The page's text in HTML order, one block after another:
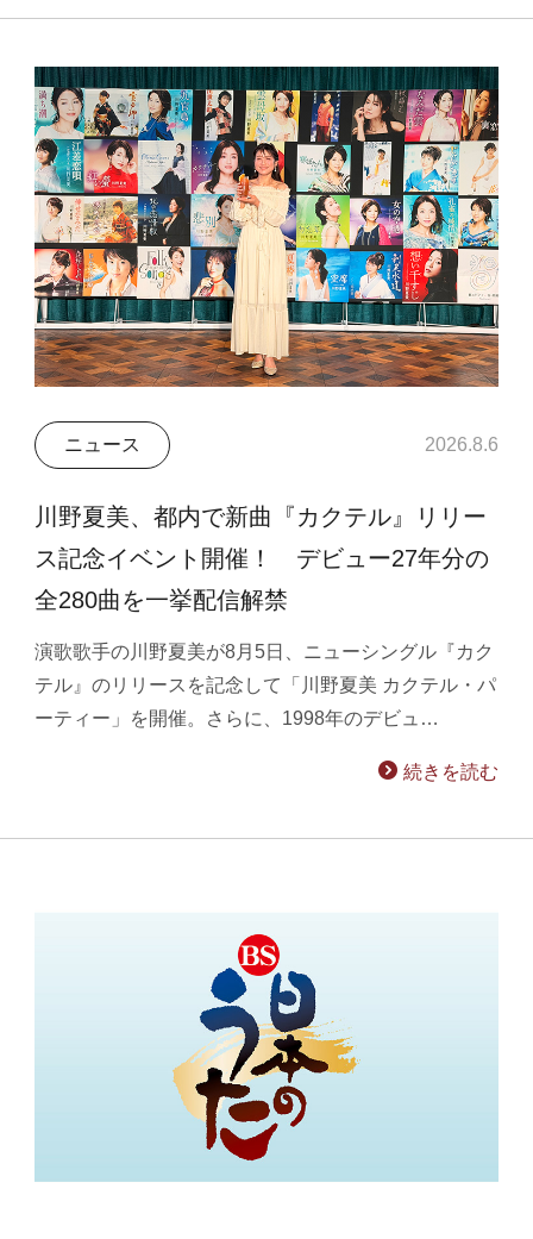
ニュース 2026.8.6
川野夏美、都内で新曲『カクテル』リリー
ス記念イベント開催！ デビュー27年分の
全280曲を一挙配信解禁
演歌歌手の川野夏美が8月5日、ニューシングル『カク
テル』のリリースを記念して「川野夏美 カクテル・パ
ーティー」を開催。さらに、1998年のデビュ…
続きを読む